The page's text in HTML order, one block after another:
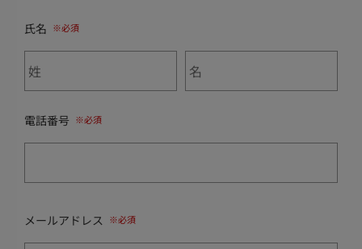
氏名
電話番号
メールアドレス